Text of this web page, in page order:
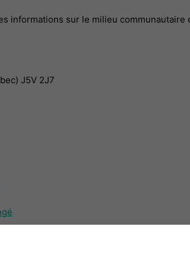
informations sur le milieu communautaire
J5V 2J7